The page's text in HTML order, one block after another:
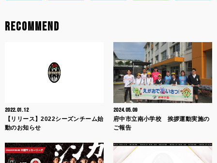
RECOMMEND
2022.01.12
【リリース】2022シーズンチーム始
動のお知らせ
2024.05.09
府中市立南小学校 挨拶運動実施の
ご報告